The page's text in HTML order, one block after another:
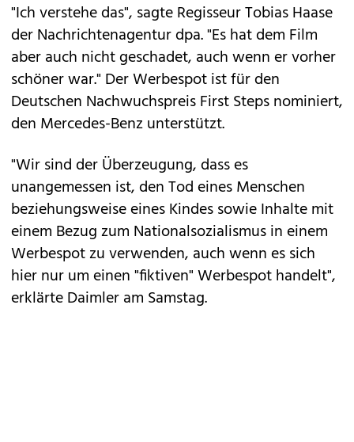
"Ich verstehe das", sagte Regisseur Tobias Haase
der Nachrichtenagentur dpa. "Es hat dem Film
aber auch nicht geschadet, auch wenn er vorher
schöner war." Der Werbespot ist für den
Deutschen Nachwuchspreis First Steps nominiert,
den Mercedes-Benz unterstützt.
"Wir sind der Überzeugung, dass es
unangemessen ist, den Tod eines Menschen
beziehungsweise eines Kindes sowie Inhalte mit
einem Bezug zum Nationalsozialismus in einem
Werbespot zu verwenden, auch wenn es sich
hier nur um einen "fiktiven" Werbespot handelt",
erklärte Daimler am Samstag.